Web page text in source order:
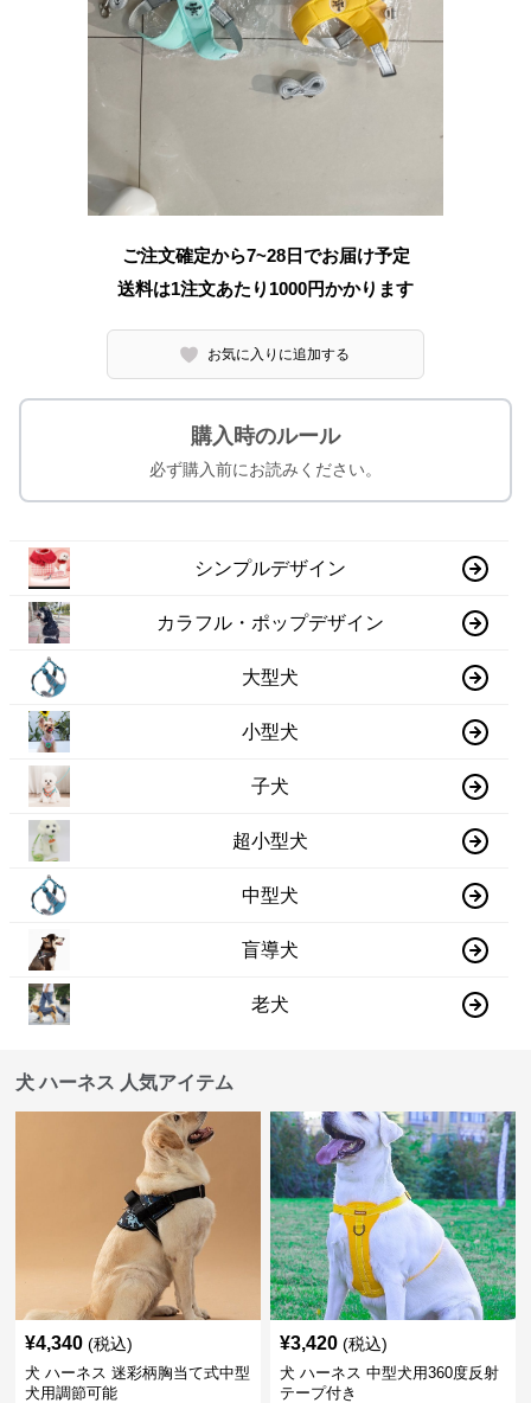
ご注文確定から7~28日でお届け予定
送料は1注文あたり 1000円かかります
お気に入りに追加する
購入時のルール
必ず購入前にお読みください。
シンプルデザイン
カラフル・ポップデザイン
大型犬
小型犬
子犬
超小型犬
中型犬
盲導犬
老犬
犬 ハーネス 人気アイテム
¥4,340 (税込)
犬 ハーネス 迷彩柄胸当て式中型
犬用調節可能
¥3,420 (税込)
犬 ハーネス 中型犬用360度反射
テープ付き